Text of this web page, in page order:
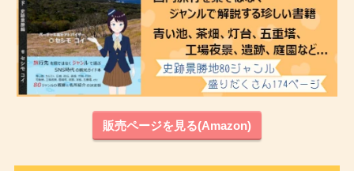
販売ページを見る(Amazon)